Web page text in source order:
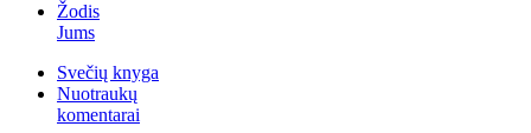
Žodis
Jums
Svečių knyga
Nuotraukų
komentarai